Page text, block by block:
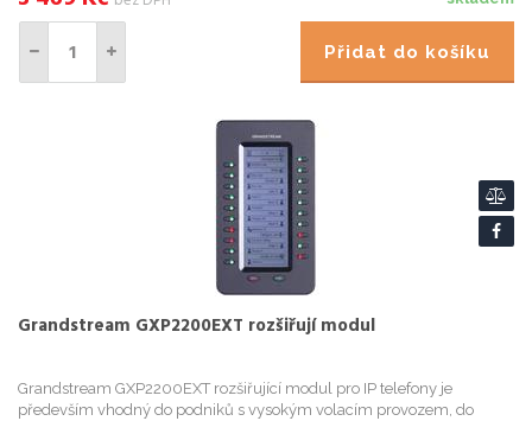
Přidat do košíku
Grandstream GXP2200EXT rozšiřují modul
Grandstream GXP2200EXT rozšiřující modul pro IP telefony je
především vhodný do podniků s vysokým volacím provozem, do